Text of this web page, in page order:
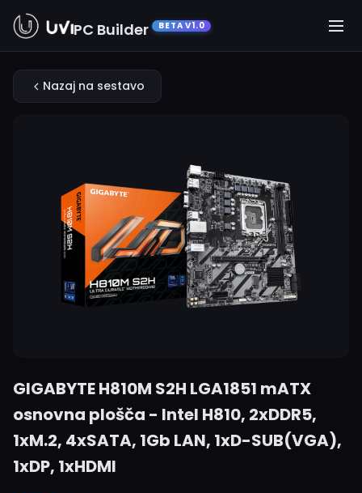
PC Builder BETA V1.0
Nazaj na sestavo
GIGABYTE H810M S2H LGA1851 mATX
osnovna plošča - Intel H810, 2xDDR5,
1xM.2, 4xSATA, 1Gb LAN, 1xD-SUB(VGA),
1xDP, 1xHDMI